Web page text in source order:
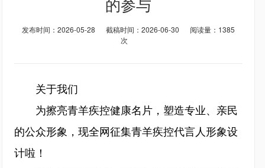
发布时间：2026-05-28 截稿时间：2026-06-30
阅读量：1385
次
关于我们
为擦亮青羊疾控健康名片，塑造专业、亲民
的公众形象，现全网征集青羊疾控代言人形象设
计啦！